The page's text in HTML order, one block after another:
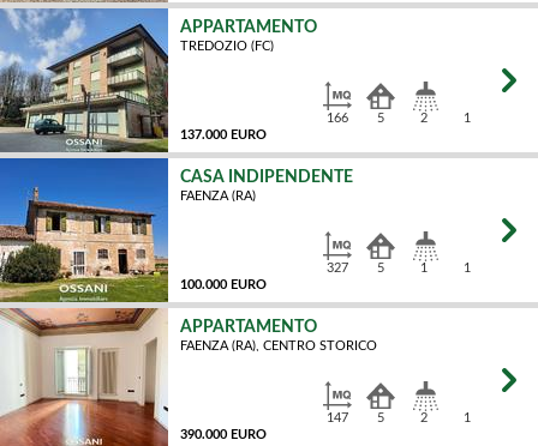
APPARTAMENTO
TREDOZIO (FC)
137.000 EURO
166 5 2 1
CASA INDIPENDENTE
FAENZA (RA)
100.000 EURO
327 5 1 1
APPARTAMENTO
FAENZA (RA), CENTRO STORICO
390.000 EURO
147 5 2 1